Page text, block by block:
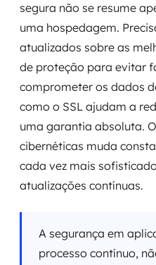
segura não se resume
uma hospedagem.
atualizados sobre as
de proteção para evitar
comprometer os dados
como o SSL ajudam a
uma garantia absoluta.
cibernéticas muda
cada vez mais
atualizações contínuas.
A segurança em
processo contínuo,